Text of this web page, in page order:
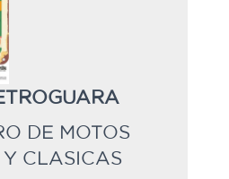
DE MOTOS
CLASICAS